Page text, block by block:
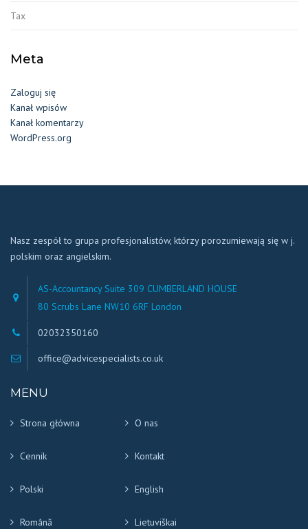
Tax
Meta
Zaloguj się
Kanał wpisów
Kanał komentarzy
WordPress.org
Nasz zespół to grupa profesjonalistów, którzy porozumiewają się w j.
polskim oraz angielskim.
AS-Accountancy Suite 309 CUMBERLAND HOUSE
80 Scrubs Lane NW10 6RF London
02032350160
office@advicespecialists.co.uk
MENU
Strona główna O nas
Cennik Kontakt
Polski English
Română Lietuviškai